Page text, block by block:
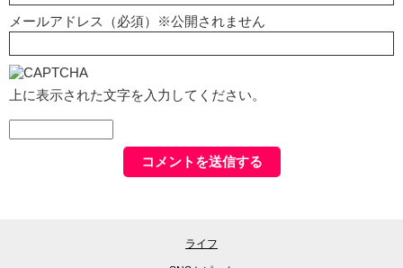
メールアドレス（必須）※公開されません
上に表示された文字を入力してください。
ライフ